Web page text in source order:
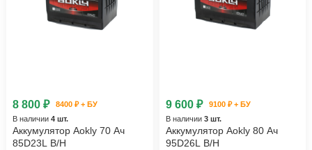
8 800 ₽
8400 ₽ + БУ
В наличии 4 шт.
Аккумулятор Aokly 70 Ач
85D23L B/H
9 600 ₽
9100 ₽ + БУ
В наличии 3 шт.
Аккумулятор Aokly 80 Ач
95D26L B/H